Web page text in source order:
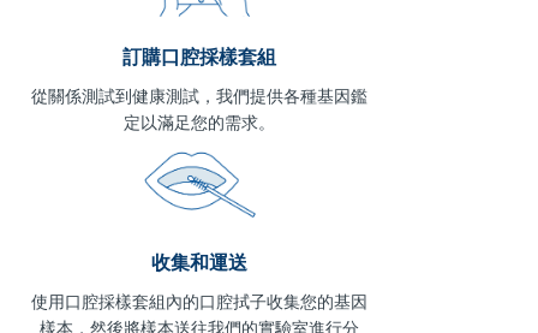
訂購口腔採樣套組
從關係測試到健康測試，我們提供各種基因鑑
定以滿足您的需求。
收集和運送
使用口腔採樣套組內的口腔拭子收集您的基因
樣本，然後將樣本送往我們的實驗室進行分